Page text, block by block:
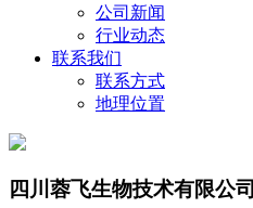
公司新闻
行业动态
联系我们
联系方式
地理位置
四川蓉飞生物技术有限公司